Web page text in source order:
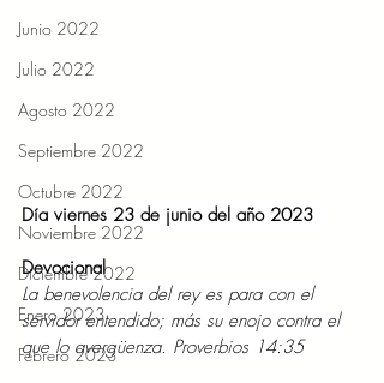
Junio 2022
Julio 2022
Agosto 2022
Septiembre 2022
Octubre 2022
Noviembre 2022
Diciembre 2022
Enero 2023
Febrero 2023
Día viernes 23 de junio del año 2023
Devocional
La benevolencia del rey es para con el
servidor entendido; más su enojo contra el
que lo avergüenza. Proverbios 14:35